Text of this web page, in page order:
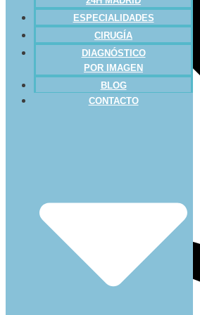
ESPECIALIDADES
CIRUGÍA
DIAGNÓSTICO
POR IMAGEN
BLOG
CONTACTO